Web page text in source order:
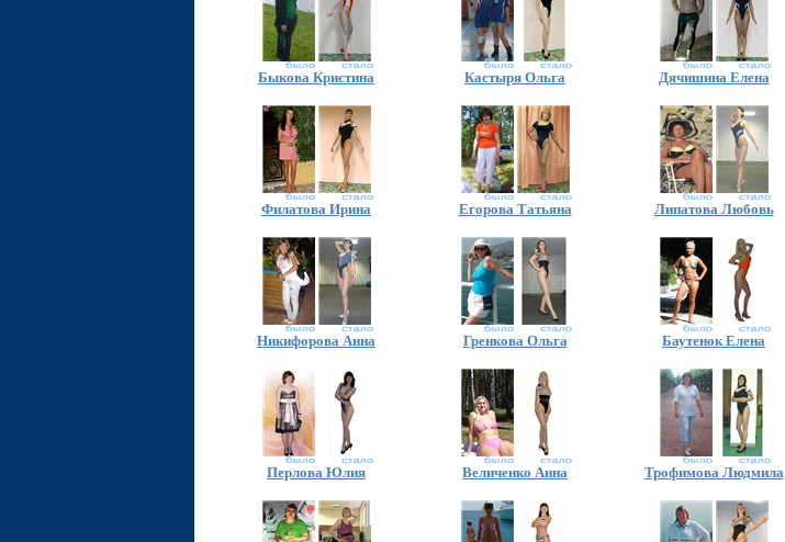
Быкова Кристина Кастыря Ольга Дячишина Елена
Филатова Ирина Егорова Татьяна Липатова Любовь
Никифорова Анна Гренкова Ольга Баутенок Елена
Перлова Юлия Величенко Анна Трофимова Людмила